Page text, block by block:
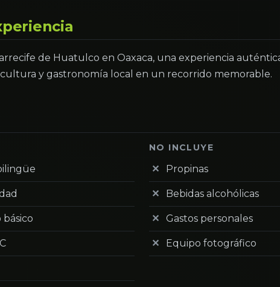
de Huatulco en Oaxaca, una experiencia
y gastronomía local en un recorrido memorable.
NO INCLUYE
Propinas
Bebidas alcohólicas
Gastos personales
Equipo fotográfico